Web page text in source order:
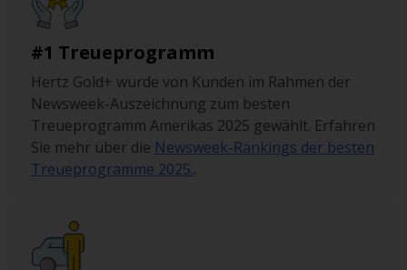
#1 Treueprogramm
Hertz Gold+ wurde von Kunden im Rahmen der
Newsweek-Auszeichnung zum besten
Treueprogramm Amerikas 2025 gewählt. Erfahren
Sie mehr über die Newsweek-Rankings der besten
Treueprogramme 2025..